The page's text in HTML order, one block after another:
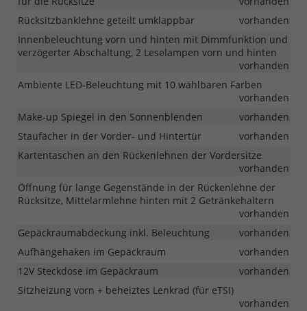
Rücksitzbanklehne geteilt umklappbar
vorhanden
Innenbeleuchtung vorn und hinten mit Dimmfunktion und
verzögerter Abschaltung, 2 Leselampen vorn und hinten
vorhanden
Ambiente LED-Beleuchtung mit 10 wählbaren Farben
vorhanden
Make-up Spiegel in den Sonnenblenden
vorhanden
Staufächer in der Vorder- und Hintertür
vorhanden
Kartentaschen an den Rückenlehnen der Vordersitze
vorhanden
Öffnung für lange Gegenstände in der Rückenlehne der
Rücksitze, Mittelarmlehne hinten mit 2 Getränkehaltern
vorhanden
Gepäckraumabdeckung inkl. Beleuchtung
vorhanden
Aufhängehaken im Gepäckraum
vorhanden
12V Steckdose im Gepäckraum
vorhanden
Sitzheizung vorn + beheiztes Lenkrad (für eTSI)
vorhanden